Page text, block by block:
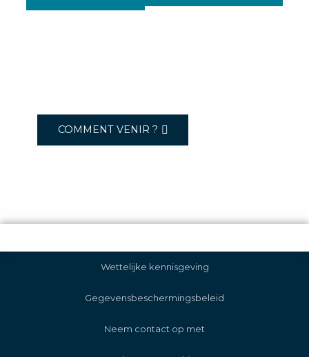
COMMENT VENIR ?
Wettelijke kennisgeving
Gegevensbeschermingsbeleid
Neem contact op met